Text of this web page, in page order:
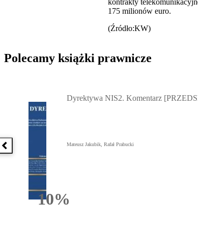
kontrakty
175 milionów euro.
(Źródło:KW)
Polecamy książki prawnicze
Poprzednia książka
10%Rabatu
Dyrektywa NIS2. Komentarz
Mateusz Jakubik, Rafał Prabucki